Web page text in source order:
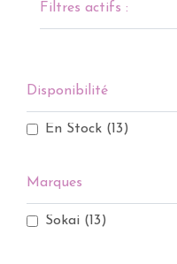
Filtres actifs :
Disponibilité
En Stock (13)
Marques
Sokai (13)